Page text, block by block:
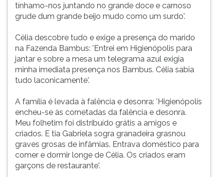
tínhamo-nos juntando no grande doce e carnoso
grude dum grande beijo mudo como um surdo'.
Célia descobre tudo e exige a presença do marido
na Fazenda Bambus: 'Entrei em Higienópolis para
jantar e sobre a mesa um telegrama azul exigia
minha imediata presença nos Bambus. Célia sabia
tudo laconicamente'.
A família é levada à falência e desonra: 'Higienópolis
encheu-se às cornetadas da falência e desonra.
Meu folhetim foi distribuído grátis a amigos e
criados. E tia Gabriela sogra granadeira grasnou
graves grosas de infâmias. Entrava doméstico para
comer e dormir longe de Célia. Os criados eram
garçons de restaurante'.